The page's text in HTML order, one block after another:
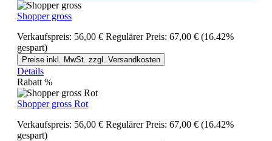
Shopper gross
Verkaufspreis: 56,00 € Regulärer Preis: 67,00 € (16.42%
gespart)
Preise inkl. MwSt. zzgl. Versandkosten
Details
Rabatt %
Shopper gross Rot
Verkaufspreis: 56,00 € Regulärer Preis: 67,00 € (16.42%
gespart)